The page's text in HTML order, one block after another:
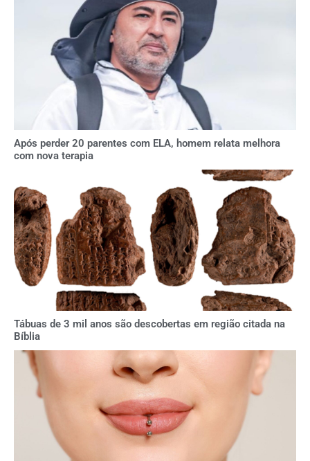
Após perder 20 parentes com ELA, homem relata melhora
com nova terapia
Tábuas de 3 mil anos são descobertas em região citada na
Bíblia